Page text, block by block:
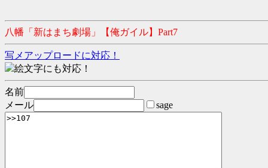
八幡「新はまち劇場」【俺ガイル】Part7
写メアップロードに対応！
絵文字にも対応！
名前
メール
sage